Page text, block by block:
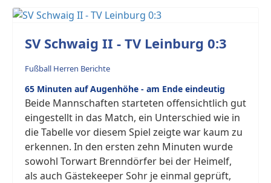
SV Schwaig II - TV Leinburg 0:3
Fußball Herren Berichte
65 Minuten auf Augenhöhe - am Ende eindeutig
Beide Mannschaften starteten offensichtlich gut
eingestellt in das Match, ein Unterschied wie in
die Tabelle vor diesem Spiel zeigte war kaum zu
erkennen. In den ersten zehn Minuten wurde
sowohl Torwart Brenndörfer bei der Heimelf,
als auch Gästekeeper Sohr je einmal geprüft,